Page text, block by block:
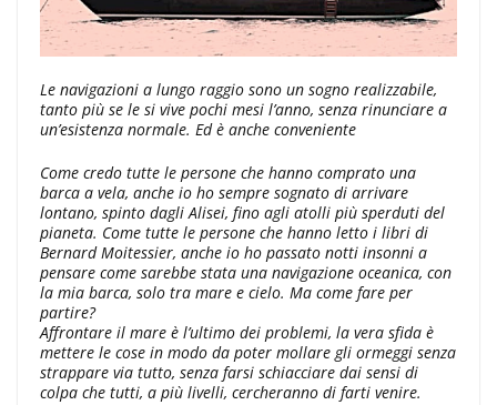
Le navigazioni a lungo raggio sono un sogno realizzabile,
tanto più se le si vive pochi mesi l’anno, senza rinunciare a
un’esistenza normale. Ed è anche conveniente
Come credo tutte le persone che hanno comprato una
barca a vela, anche io ho sempre sognato di arrivare
lontano, spinto dagli Alisei, fino agli atolli più sperduti del
pianeta. Come tutte le persone che hanno letto i libri di
Bernard Moitessier, anche io ho passato notti insonni a
pensare come sarebbe stata una navigazione oceanica, con
la mia barca, solo tra mare e cielo. Ma come fare per
partire?
Affrontare il mare è l’ultimo dei problemi, la vera sfida è
mettere le cose in modo da poter mollare gli ormeggi senza
strappare via tutto, senza farsi schiacciare dai sensi di
colpa che tutti, a più livelli, cercheranno di farti venire.